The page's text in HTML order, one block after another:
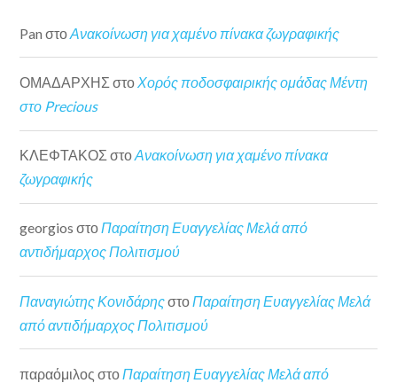
Pan στοΑνακοίνωση για χαμένο πίνακα ζωγραφικής
ΟΜΑΔΑΡΧΗΣ στοΧορός ποδοσφαιρικής ομάδας Μέντη
στο Precious
ΚΛΕΦΤΑΚΟΣ στοΑνακοίνωση για χαμένο πίνακα
ζωγραφικής
georgios στοΠαραίτηση Ευαγγελίας Μελά από
αντιδήμαρχος Πολιτισμού
Παναγιώτης Κονιδάρηςστο Παραίτηση Ευαγγελίας Μελά
από αντιδήμαρχος Πολιτισμού
παραόμιλος στοΠαραίτηση Ευαγγελίας Μελά από